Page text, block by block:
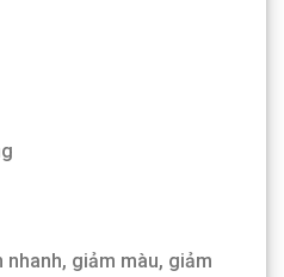
nhanh, giảm màu, giảm